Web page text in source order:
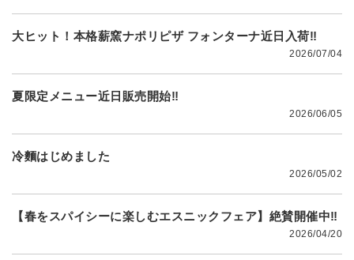
大ヒット！本格薪窯ナポリピザ フォンターナ近日入荷‼
2026/07/04
夏限定メニュー近日販売開始‼
2026/06/05
冷麵はじめました
2026/05/02
【春をスパイシーに楽しむエスニックフェア】絶賛開催中‼
2026/04/20